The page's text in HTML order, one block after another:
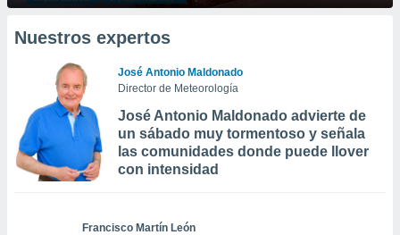
Nuestros expertos
José Antonio Maldonado
Director de Meteorología
José Antonio Maldonado advierte de
un sábado muy tormentoso y señala
las comunidades donde puede llover
con intensidad
Francisco Martín León